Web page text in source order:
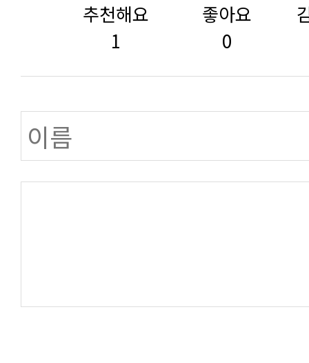
추천해요
1
좋아요
0